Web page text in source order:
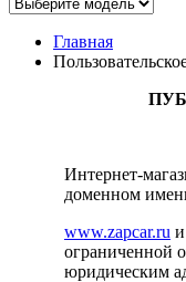
Главная
Интернет-
доменном
www.zapcar.ru и
ограниченной
юридическим